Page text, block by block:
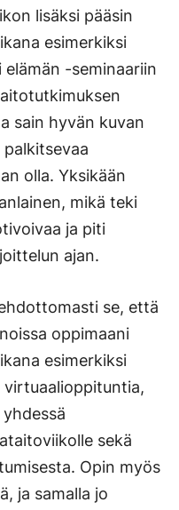
lisäksi pääsin
esimerkiksi
elämän -seminaariin
sain hyvän kuvan
olla. Yksikään
mikä teki
ja piti
ajan.
se, että
oppimaani
esimerkiksi
sekä
Opin myös
ja samalla jo